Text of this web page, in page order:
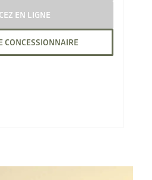
EN LIGNE
CONCESSIONNAIRE